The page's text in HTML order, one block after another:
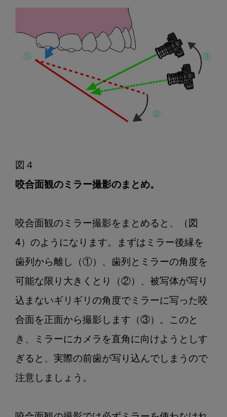
咬合面観のミラー撮影のまとめ。
咬合面観のミラー撮影をまとめると、（図
4）のようになります。まずはミラー後縁を
歯列から離し（①）、歯列とミラーの角度を
可能な限り大きくとり（②）、被写体が写り
込まないギリギリの角度でミラーに写った咬
合面を正面から撮影します（③）。このと
き、ミラーにカメラを直角に向けようとしす
ぎると、実際の前歯が写り込んでしまうので
注意しましょう。